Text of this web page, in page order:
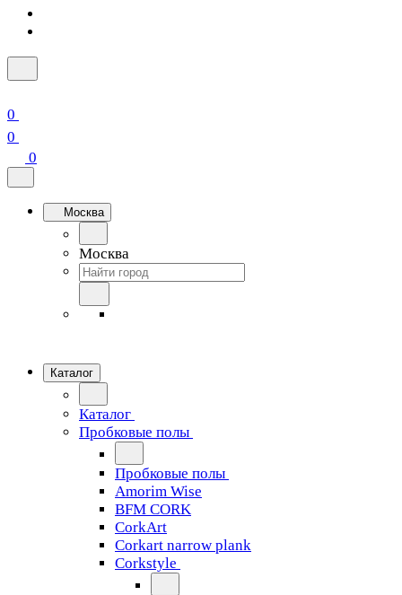
0
0
0
Москва
Москва
Каталог
Каталог
Пробковые полы
Пробковые полы
Amorim Wise
BFM CORK
CorkArt
Corkart narrow plank
Corkstyle